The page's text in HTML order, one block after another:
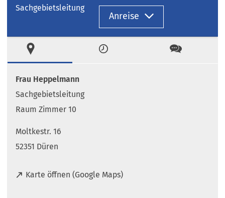
Sachgebietsleitung
Anreise
Zeiten Kontakt
Frau Heppelmann
Sachgebietsleitung
Raum Zimmer 10
Moltkestr. 16
52351 Düren
Karte öffnen (Google Maps)
(